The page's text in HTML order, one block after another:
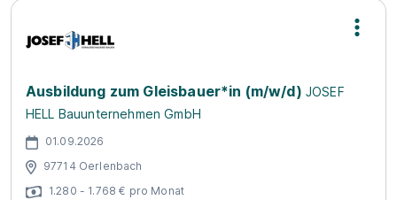
Ausbildung zum Gleisbauer*in (m/w/d) JOSEF
HELL Bauunternehmen GmbH
01.09.2026
97714 Oerlenbach
1.280 - 1.768 € pro Monat